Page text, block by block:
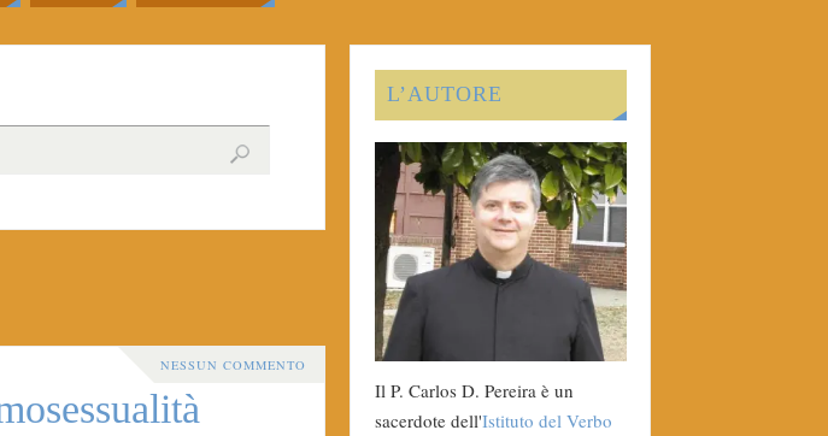
NESSUN COMMENTO
L’AUTORE
Il P. Carlos D. Pereira è un
sacerdote dell'Istituto del Verbo